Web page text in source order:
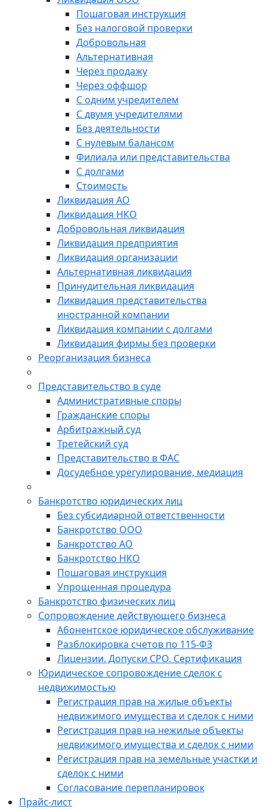
Пошаговая инструкция
Без налоговой проверки
Добровольная
Альтернативная
Через продажу
Через оффшор
С одним учредителем
С двумя учредителями
Без деятельности
С нулевым балансом
Филиала или представительства
С долгами
Стоимость
Ликвидация АО
Ликвидация НКО
Добровольная ликвидация
Ликвидация предприятия
Ликвидация организации
Альтернативная ликвидация
Принудительная ликвидация
Ликвидация представительства
иностранной компании
Ликвидация компании с долгами
Ликвидация фирмы без проверки
Реорганизация бизнеса
Представительство в суде
Административные споры
Гражданские споры
Арбитражный суд
Третейский суд
Представительство в ФАС
Досудебное урегулирование, медиация
Банкротство юридических лиц
Без субсидиарной ответственности
Банкротство ООО
Банкротство АО
Банкротство НКО
Пошаговая инструкция
Упрощенная процедура
Банкротство физических лиц
Сопровождение действующего бизнеса
Абонентское юридическое обслуживание
Разблокировка счетов по 115-ФЗ
Лицензии. Допуски СРО. Сертификация
Юридическое сопровождение сделок с
недвижимостью
Регистрация прав на жилые объекты
недвижимого имущества и сделок с ними
Регистрация прав на нежилые объекты
недвижимого имущества и сделок с ними
Регистрация прав на земельные участки и
сделок с ними
Согласование перепланировок
Прайс-лист